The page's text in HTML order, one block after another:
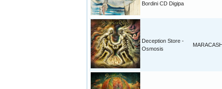
Bordini CD Digipa
Deception Store -
Osmosis